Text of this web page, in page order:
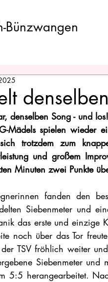
Bünzwangen
denselben Song - und los!
Mädels spielen wieder
trotzdem zum
und großem
Minuten zwei Punkte
fanden den
Siebenmeter und
das erste und
noch über das Tor
TSV fröhlich weiter
Siebenmeter und
5:5 herangearbeitet.